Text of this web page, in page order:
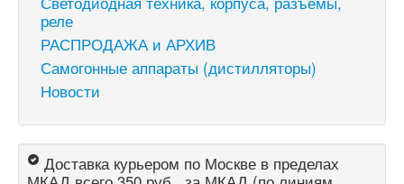
реле
РАСПРОДАЖА и АРХИВ
Самогонные аппараты (дистилляторы)
Новости
Доставка курьером по Москве в пределах